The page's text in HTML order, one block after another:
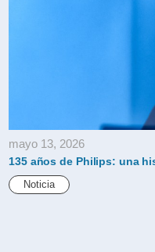
mayo 13, 2026
135 años de Philips: una
Noticia